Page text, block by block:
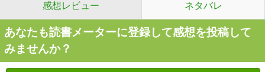
感想レビュー ネタバレ
あなたも読書メーターに登録して感想を投稿して
みませんか？